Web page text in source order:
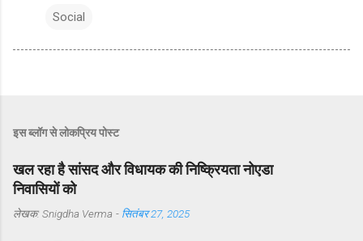
Social
इस ब्लॉग से लोकप्रिय पोस्ट
खल रहा है सांसद और विधायक की निष्क्रियता नोएडा
निवासियों को
लेखक: Snigdha Verma - सितंबर 27, 2025